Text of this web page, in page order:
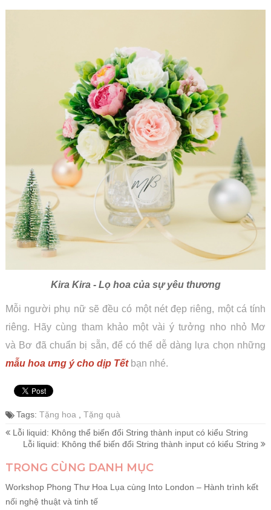
Kira Kira - Lọ hoa của sự yêu thương
Mỗi người phụ nữ sẽ đều có một nét đẹp riêng, một cá tính
riêng. Hãy cùng tham khảo một vài ý tưởng nho nhỏ Mơ
và Bơ đã chuẩn bị sẵn, để có thể dễ dàng lựa chọn những
mẫu hoa ưng ý cho dịp Tếtbạn nhé.
Tags: Tặng hoa
Tặng quà
Lỗi liquid: Không thể biến đổi String thành input có kiểu String
Lỗi liquid: Không thể biến đổi String thành input có kiểu String
TRONG CÙNG DANH MỤC
Workshop Phong Thư Hoa Lụa cùng Into London – Hành trình kết
nối nghệ thuật và tinh tế